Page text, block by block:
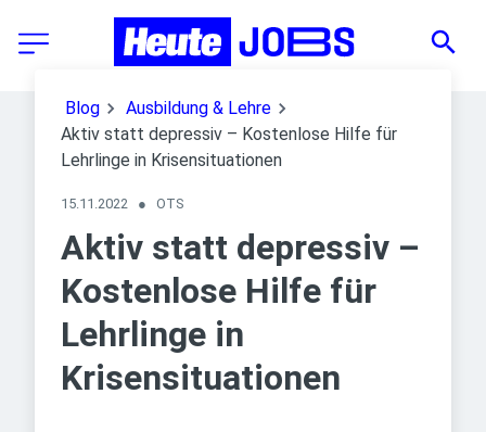
Blog
Ausbildung & Lehre
Aktiv statt depressiv – Kostenlose Hilfe für
Lehrlinge in Krisensituationen
15.11.2022 ● OTS
Aktiv statt depressiv –
Kostenlose Hilfe für
Lehrlinge in
Krisensituationen